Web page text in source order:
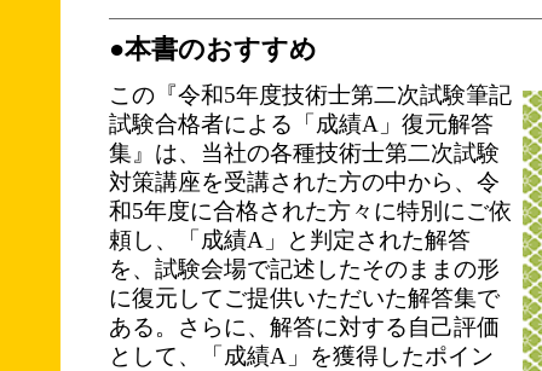
●本書のおすすめ
この『令和5年度技術士第二次試験筆記
試験合格者による「成績A」復元解答
集』は、当社の各種技術士第二次試験
対策講座を受講された方の中から、令
和5年度に合格された方々に特別にご依
頼し、「成績A」と判定された解答
を、試験会場で記述したそのままの形
に復元してご提供いただいた解答集で
ある。さらに、解答に対する自己評価
として、「成績A」を獲得したポイン